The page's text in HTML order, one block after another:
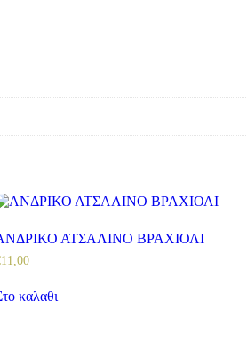
ΑΤΣΑΛΙΝΟ ΒΡΑΧΙΟΛΙ
11,00
καλαθι